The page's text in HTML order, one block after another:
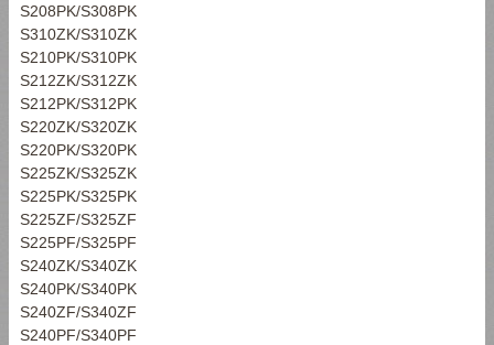
S208PK/S308PK
S310ZK/S310ZK
S210PK/S310PK
S212ZK/S312ZK
S212PK/S312PK
S220ZK/S320ZK
S220PK/S320PK
S225ZK/S325ZK
S225PK/S325PK
S225ZF/S325ZF
S225PF/S325PF
S240ZK/S340ZK
S240PK/S340PK
S240ZF/S340ZF
S240PF/S340PF